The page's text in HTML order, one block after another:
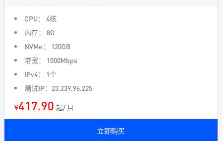
CPU： 4核
内存： 8G
NVMe： 120GB
带宽： 1000Mbps
IPv4： 1个
测试IP：23.239.96.225
¥417.90 起/ 月
立即购买